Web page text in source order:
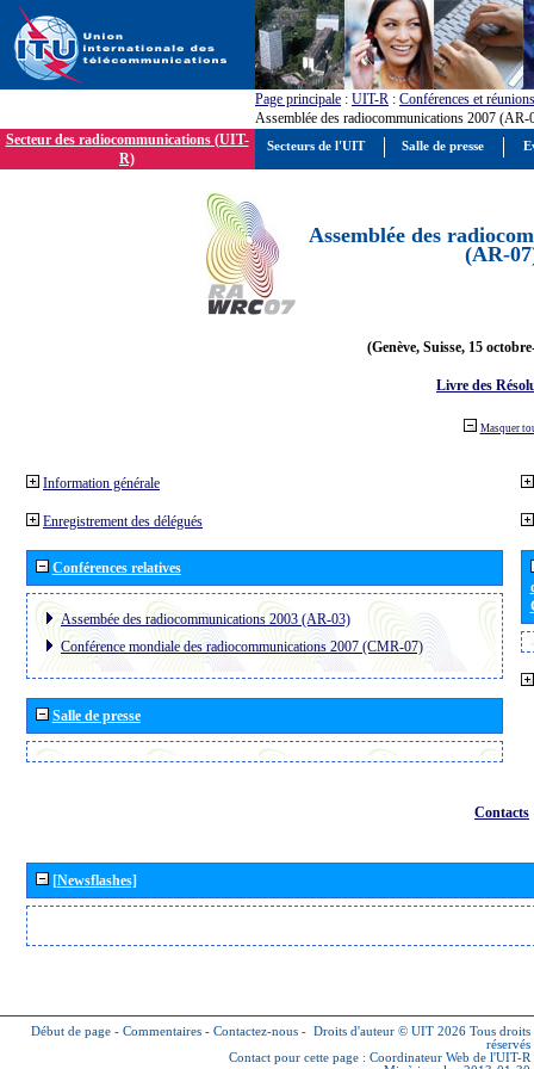
Page principale : UIT-R : Conférences et réunions
Assemblée des radiocommunications 2007 (AR-
Secteur des radiocommunications (UIT-
R)
Assemblée des
(AR-
(Genève, Suisse, 15
Livre des
Masquer
Information générale
Enregistrement des délégués
Conférences relatives
Assembée des radiocommunications 2003 (AR-03)
Conférence mondiale des radiocommunications 2007 (CMR-07)
Salle de presse
Contacts
[Newsflashes]
Début de page - Commentaires - Contactez-nous - Droits d'auteur © UIT 2026 Tous droits
réservés
Contact pour cette page : Coordinateur Web de l'UIT-R
Secteurs de l'UIT Salle de presse